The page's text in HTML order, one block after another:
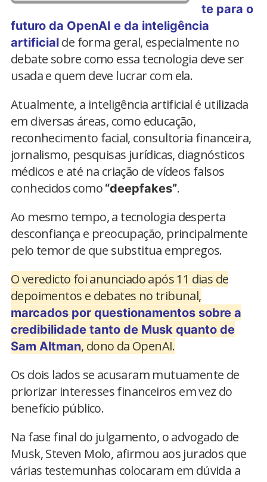
te para o
futuro da OpenAI e da inteligência
artificial de forma geral, especialmente no
debate sobre como essa tecnologia deve ser
usada e quem deve lucrar com ela.
Atualmente, a inteligência artificial é utilizada
em diversas áreas, como educação,
reconhecimento facial, consultoria financeira,
jornalismo, pesquisas jurídicas, diagnósticos
médicos e até na criação de vídeos falsos
conhecidos como “deepfakes”.
Ao mesmo tempo, a tecnologia desperta
desconfiança e preocupação, principalmente
pelo temor de que substitua empregos.
O veredicto foi anunciado após 11 dias de
depoimentos e debates no tribunal,
marcados por questionamentos sobre a
credibilidade tanto de Musk quanto de
Sam Altman, dono da OpenAI.
Os dois lados se acusaram mutuamente de
priorizar interesses financeiros em vez do
benefício público.
Na fase final do julgamento, o advogado de
Musk, Steven Molo, afirmou aos jurados que
várias testemunhas colocaram em dúvida a